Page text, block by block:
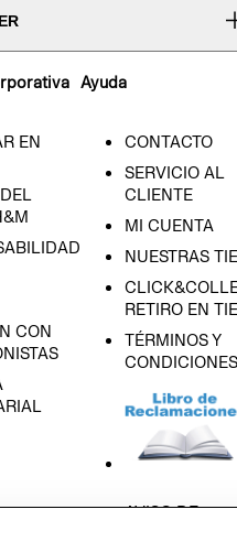
EN
CON
Ayuda
CONTACTO
SERVICIO AL
CLIENTE
MI CUENTA
NUESTRAS
RETIRO EN
TÉRMINOS Y
CONDICIONES
AVISO DE